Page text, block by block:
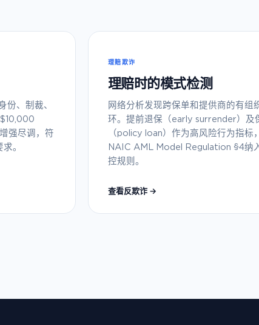
份、制裁、
强尽调，符
。
理赔欺诈
理赔时的模式检测
网络分析发现跨保单和提供商的有组
环。提前退保（early surrender）及
（policy loan）作为高风险行为指标
NAIC AML Model Regulation §4纳
控规则。
查看反欺诈 →